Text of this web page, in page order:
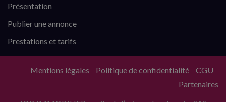
Présentation
Publier une annonce
Prestations et tarifs
Mentions légales Politique de confidentialité
CGU
Partenaires